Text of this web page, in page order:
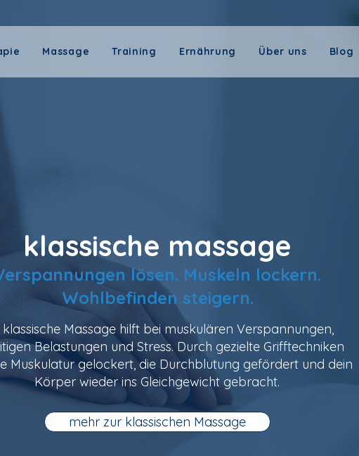
Massage Training Ernährung Über uns Blog
klassische massage
lösen. Muskeln lockern.
Wohlbefinden steigern.
klassische Massage hilft bei muskulären Verspannungen,
Belastungen und Stress. Durch gezielte Grifftechniken
Muskulatur gelockert, die Durchblutung gefördert und dein
Körper wieder ins Gleichgewicht gebracht.
mehr zur klassischen Massage